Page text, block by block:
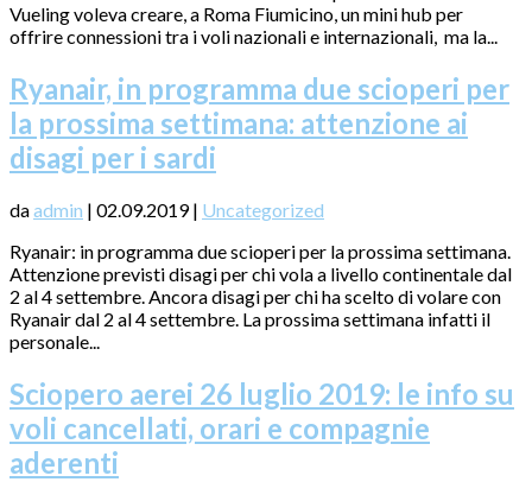
Vueling voleva creare, a Roma Fiumicino, un mini hub per
offrire connessioni tra i voli nazionali e internazionali, ma la...
Ryanair, in programma due scioperi per
la prossima settimana: attenzione ai
disagi per i sardi
daadmin | 02.09.2019| Uncategorized
Ryanair: in programma due scioperi per la prossima settimana.
Attenzione previsti disagi per chi vola a livello continentale dal
2 al 4 settembre. Ancora disagi per chi ha scelto di volare con
Ryanair dal 2 al 4 settembre. La prossima settimana infatti il
personale...
Sciopero aerei 26 luglio 2019: le info su
voli cancellati, orari e compagnie
aderenti